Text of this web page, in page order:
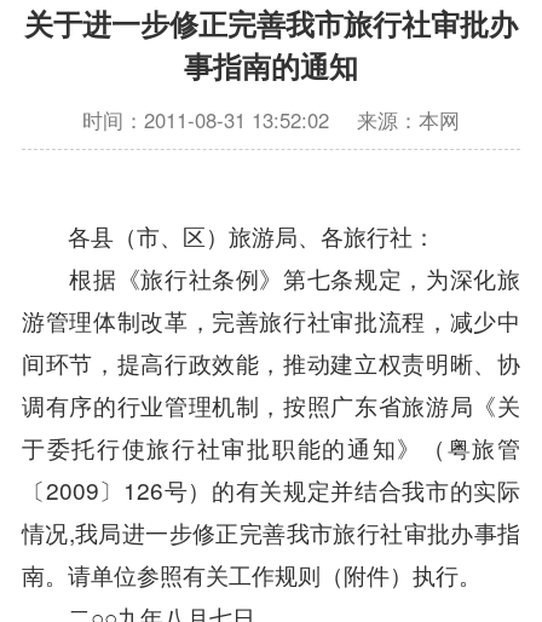
关于进一步修正完善我市旅行社审批办
事指南的通知
时间：2011-08-31 13:52:02 来源：本网
各县（市、区）旅游局、各旅行社：
根据《旅行社条例》第七条规定，为深化旅
游管理体制改革，完善旅行社审批流程，减少中
间环节，提高行政效能，推动建立权责明晰、协
调有序的行业管理机制，按照广东省旅游局《关
于委托行使旅行社审批职能的通知》（粤旅管
〔2009〕126号）的有关规定并结合我市的实际
情况,我局进一步修正完善我市旅行社审批办事指
南。请单位参照有关工作规则（附件）执行。